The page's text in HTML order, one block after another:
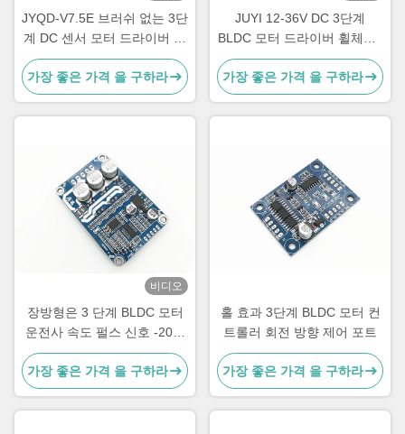
JYQD-V7.5E 브러쉬 없는 3단
계 DC 센서 모터 드라이버 컨
트롤러 PWM 조절기 36-72V
가장 좋은 가격 을 구하라
JUYI 12-36V DC 3단계
BLDC 모터 드라이버 휠체어 /
전기 스케이트보드 모터 컨트
롤러 15A 보드
가장 좋은 가격 을 구하라
비디오
장방형은 3 단계 BLDC 모터
운전사 속도 펄스 신호 -20를
- 85℃ 출력했습니다
가장 좋은 가격 을 구하라
홀 효과 3단계 BLDC 모터 컨
트롤러 회전 방향 제어 포트
가장 좋은 가격 을 구하라